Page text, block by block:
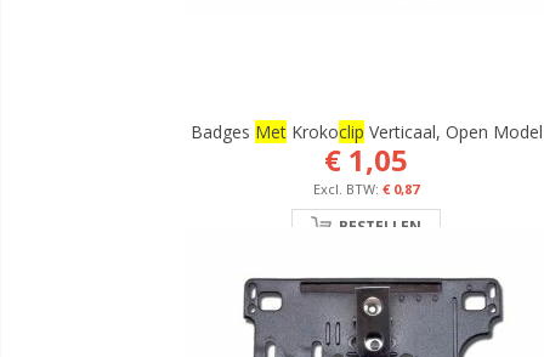
Badges MetKrokoClip Verticaal, Open Model
€ 1,05
€ 0,87
BESTELLEN